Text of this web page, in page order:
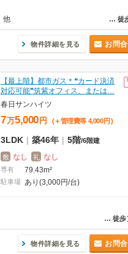
… 徒
他
物件詳細を見る お問
【最上階】都市ガス＊❝カード決済
対応可能❞筑紫オフィス、または…
春日サンハイツ
7万5,000 円 (＋管理費等 4,000 円 )
3LDK | 築46年 | 5階/6階建
敷 なし 礼 なし
専有 79.43m²
駐車場 あり(3,000円/台)
… 徒歩
物件詳細を見る お問